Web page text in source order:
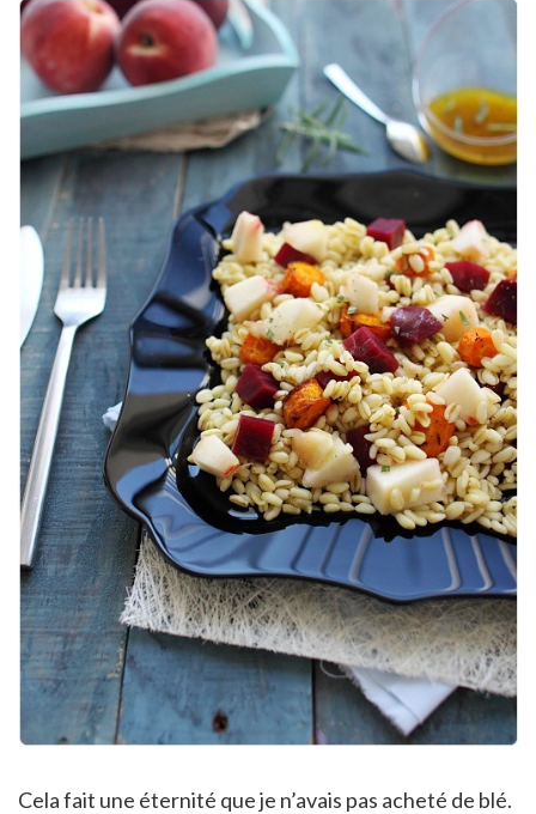
Cela fait une éternité que je n’avais pas acheté de blé.